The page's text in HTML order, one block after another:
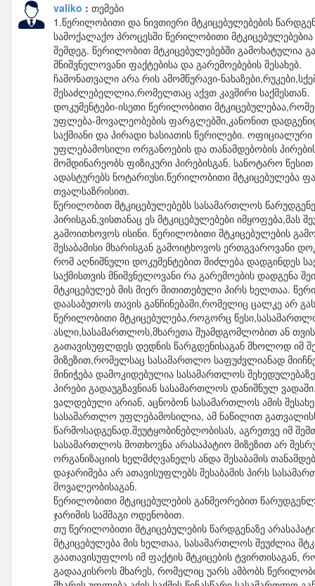
valiko
თემები
1.წერილობითი და ნივთიერი მტკიცებულებების
სამოქალაქო პროცესში წერილობითი მტკიცებულებებია
შემდეგ. წერილობით მტკიცებულებებში გამოხატულია
მნიშვნელოვანი ფაქტებისა და გარემოებების შესახებ.
ჩამონათვალი არა რის ამომწურავი-
შესაძლებელლია,რომელთაც აქვთ კავშირი საქმესთან.
დოკუმენტები-ისეთი წერილობითი
უფლება-მოვალეობების ფარგლებში,კანონით
საქმიანი და პირადი ხასიათის წერილები.
უფლებამოსილი ორგანოების და თანამდებობის
მომდინარეობს ფიზიკური პირებისგან. სანოტარო
ადასტურებს ნოტარიუსი.წერილობითი მტკიცებულება
თვალსაზრისით.
წერილობით მტკიცებულებებს სასამართლოს
პირისგან,ვისთანაც ეს მტკიცებულებები
გამოითხოვოს ისინი. წერილობითი მტკიცებულების
შესაბამისი მხარისგან გამოიტხოვოს ერთგვაროვანი
რომ აღნიშნული დოკუმენტებით შიძლება დადგინდეს
საქმისთვის მნიშვნელოვანი რა გარემოების დადგენა
მტკიცებულებ მის მიერ მითითებული პირს ხელთაა.
დაასაბუთოს თავის განჩინებაში,რომელიც ცალკე არ
წერილობითი მტკიცებულება,როგორც
ასლი,სასამართლოს,მხარეთა შუამდგომლობით ან
გათავისუფლდეს დედნის წარგდენისაგან მხოლოდ იმ
მიზეზით,რომელსაც სასამართლო საფუძვლიანად
მინიჭება დამოკიდებულია სასამართლოს
პირები გადაუგზავნიან სასამართლოს დანიშნულ
ვალდებული არიან, აცნობონ სასამართლოს ამის
სასამართლო უფლებამოსილია, ამ ნაწილით
წარმოსადგენად.შეუტყობინებლობისას, აგრეთვე იმ
სასამართლოს მოთხოვნა არასაპატიო მიზეზით არ
ორგანიზაციის ხელმძღვანელს ანდა შესაბამის
დაჯარიმება არ ათავისუფლებს შესაბამის პირს
მოვალეობისაგან.
წერილობითი მტკიცებულების განმეორებით
ჯარიმის სამმაგი ოდენობით.
თუ წერილობითი მტკიცებულების წარდგენაზე
მტკიცებულება მის ხელთაა, სასამართლოს შეუძლია
გაათავისუფლოს იმ ფაქტის მტკიცების ტვირთისაგან,
გადააკისროს მხარეს, რომელიც უარს ამბობს